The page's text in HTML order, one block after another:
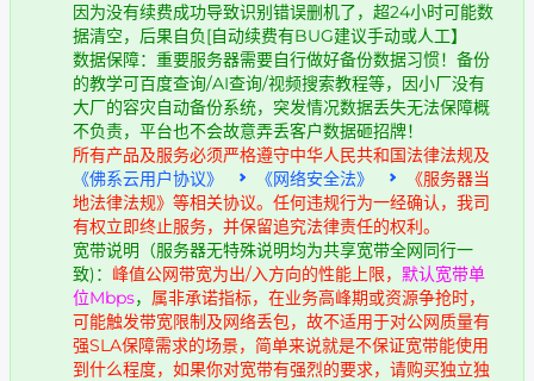
因为没有续费成功导致识别错误删机了，超24小时可能数
据清空，后果自负[自动续费有BUG建议手动或人工】
数据保障：重要服务器需要自行做好备份数据习惯！备份
的教学可百度查询/AI查询/视频搜索教程等，因小厂没有
大厂的容灾自动备份系统，突发情况数据丢失无法保障概
不负责，平台也不会故意弄丢客户数据砸招牌！
所有产品及服务必须严格遵守中华人民共和国法律法规及
《佛系云用户协议》
《网络安全法》
《服务器当
地法律法规》等相关协议。任何违规行为一经确认，我司
有权立即终止服务，并保留追究法律责任的权利。
宽带说明（服务器无特殊说明均为共享宽带全网同行一
致)： 峰值公网带宽为出/入方向的性能上限， 默认宽带单
位Mbps， 属非承诺指标，在业务高峰期或资源争抢时，
可能触发带宽限制及网络丢包，故不适用于对公网质量有
强SLA保障需求的场景，简单来说就是不保证宽带能使用
到什么程度，如果你对宽带有强烈的要求，请购买独立独